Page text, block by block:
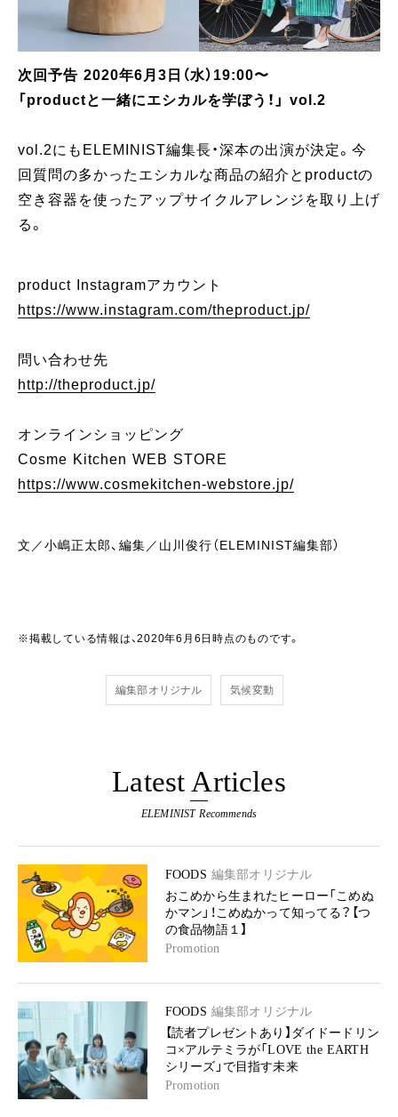
次回予告 2020年6月3日（水）19:00〜
「productと一緒にエシカルを学ぼう！」 vol.2
vol.2にもELEMINIST編集長・深本の出演が決定。今
回質問の多かったエシカルな商品の紹介とproductの
空き容器を使ったアップサイクルアレンジを取り上げ
る。
product Instagramアカウント
https://www.instagram.com/theproduct.jp/
問い合わせ先
http://theproduct.jp/
オンラインショッピング
Cosme Kitchen WEB STORE
https://www.cosmekitchen-webstore.jp/
文／小嶋正太郎、編集／山川俊行（ELEMINIST編集部）
※掲載している情報は、2020年6月6日時点のものです。
編集部オリジナル 気候変動
Latest Articles
ELEMINIST Recommends
FOODS 編集部オリジナル
おこめから生まれたヒーロー「こめぬ
かマン」！こめぬかって知ってる？【つ
の食品物語１】
Promotion
FOODS 編集部オリジナル
【読者プレゼントあり】ダイドードリン
コ×アルテミラが「LOVE the EARTH
シリーズ」で目指す未来
Promotion